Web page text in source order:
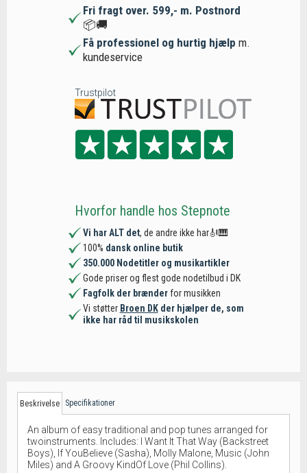
Fri fragt over. 599,- m. Postnord
📦🚚
Få professionel og hurtig hjælp m.
kundeservice
Trustpilot
Hvorfor handle hos Stepnote
Vi har ALT det, de andre ikke har🎻🎹
100% dansk online butik
350.000 Nodetitler og musikartikler
Gode priser og flest gode nodetilbud i DK
Fagfolk der brænderfor musikken
Vi støtter Broen DKder hjælper de, som
ikke har råd til musikskolen
Beskrivelse Specifikationer
An album of easy traditional and pop tunes arranged for
twoinstruments. Includes: I Want It That Way (Backstreet
Boys), If YouBelieve (Sasha), Molly Malone, Music (John
Miles) and A Groovy KindOf Love (Phil Collins).